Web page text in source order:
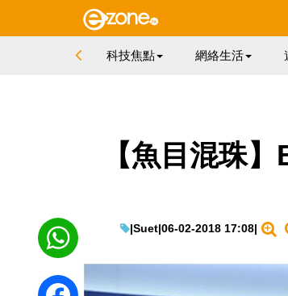
科技焦點 網絡生活
【魚目混珠
|Suet|06-02-2018 17:08|
WhatsApp